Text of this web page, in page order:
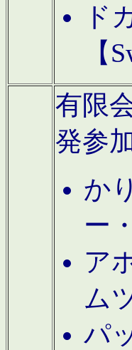
ド
【
有限
発参
か
ー
ア
ム
パ